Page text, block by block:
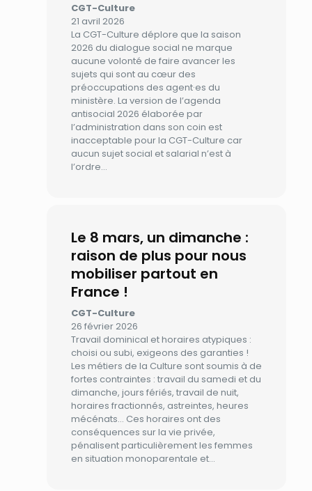
CGT-Culture
21 avril 2026
La CGT-Culture déplore que la saison
2026 du dialogue social ne marque
aucune volonté de faire avancer les
sujets qui sont au cœur des
préoccupations des agent·es du
ministère. La version de l’agenda
antisocial 2026 élaborée par
l’administration dans son coin est
inacceptable pour la CGT-Culture car
aucun sujet social et salarial n’est à
l’ordre…
Le 8 mars, un dimanche :
raison de plus pour nous
mobiliser partout en
France !
CGT-Culture
26 février 2026
Travail dominical et horaires atypiques :
choisi ou subi, exigeons des garanties !
Les métiers de la Culture sont soumis à de
fortes contraintes : travail du samedi et du
dimanche, jours fériés, travail de nuit,
horaires fractionnés, astreintes, heures
mécénats… Ces horaires ont des
conséquences sur la vie privée,
pénalisent particulièrement les femmes
en situation monoparentale et…